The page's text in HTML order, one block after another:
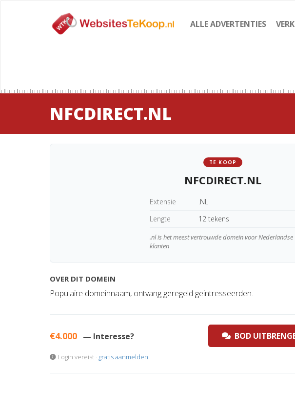
ALLE ADVERTENTIES
NFCDIRECT.NL
TE KOOP
NFCDIRECT.NL
Extensie
.NL
Lengte
12 tekens
.nl is het meest vertrouwde domein voor Nederlandse
klanten
OVER DIT DOMEIN
Populaire domeinnaam, ontvang geregeld geintresseerden.
€4.000 — Interesse? BOD
Login vereist · gratis aanmelden